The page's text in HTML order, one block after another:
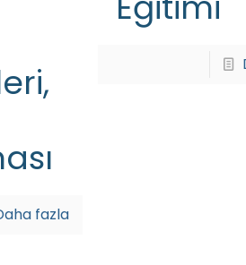
fazla